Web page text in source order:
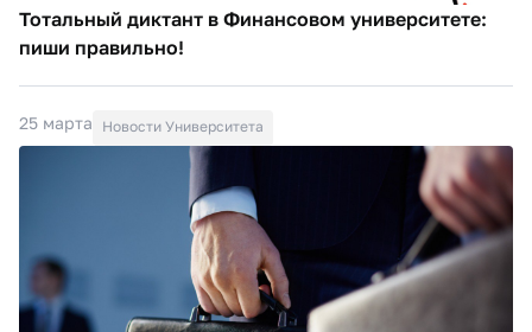
Тотальный диктант в Финансовом университете:
пиши правильно!
25 марта Новости Университета